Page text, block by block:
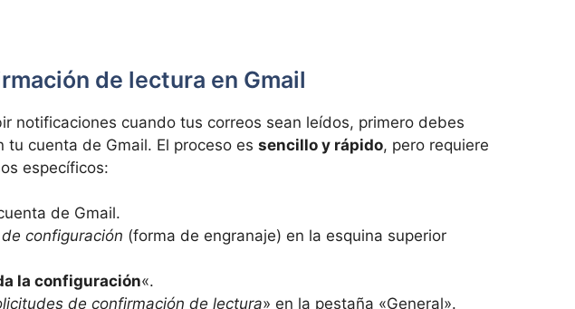
de lectura en Gmail
notificaciones cuando tus correos sean leídos, primero debes
tu cuenta de Gmail. El proceso es sencillo y rápido, pero requiere
específicos:
de Gmail.
configuración (forma de engranaje) en la esquina superior
la configuración«.
de confirmación de lectura» en la pestaña «General».